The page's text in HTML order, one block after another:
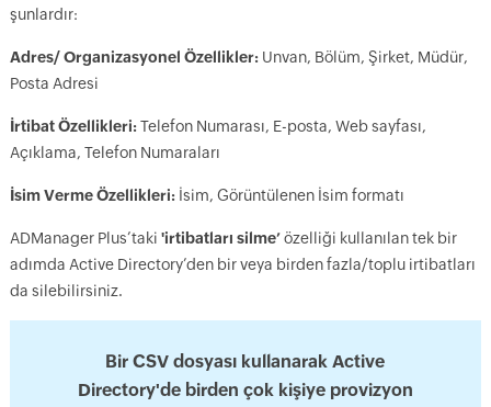
şunlardır:
Adres/ Organizasyonel Özellikler: Unvan, Bölüm, Şirket, Müdür,
Posta Adresi
İrtibat Özellikleri:Telefon Numarası, E-posta, Web sayfası,
Açıklama, Telefon Numaraları
İsim Verme Özellikleri: İsim, Görüntülenen İsim formatı
ADManager Plus’taki 'irtibatları silme’özelliği kullanılan tek bir
adımda Active Directory’den bir veya birden fazla/toplu irtibatları
da silebilirsiniz.
Bir CSV dosyası kullanarak Active
Directory'de birden çok kişiye provizyon